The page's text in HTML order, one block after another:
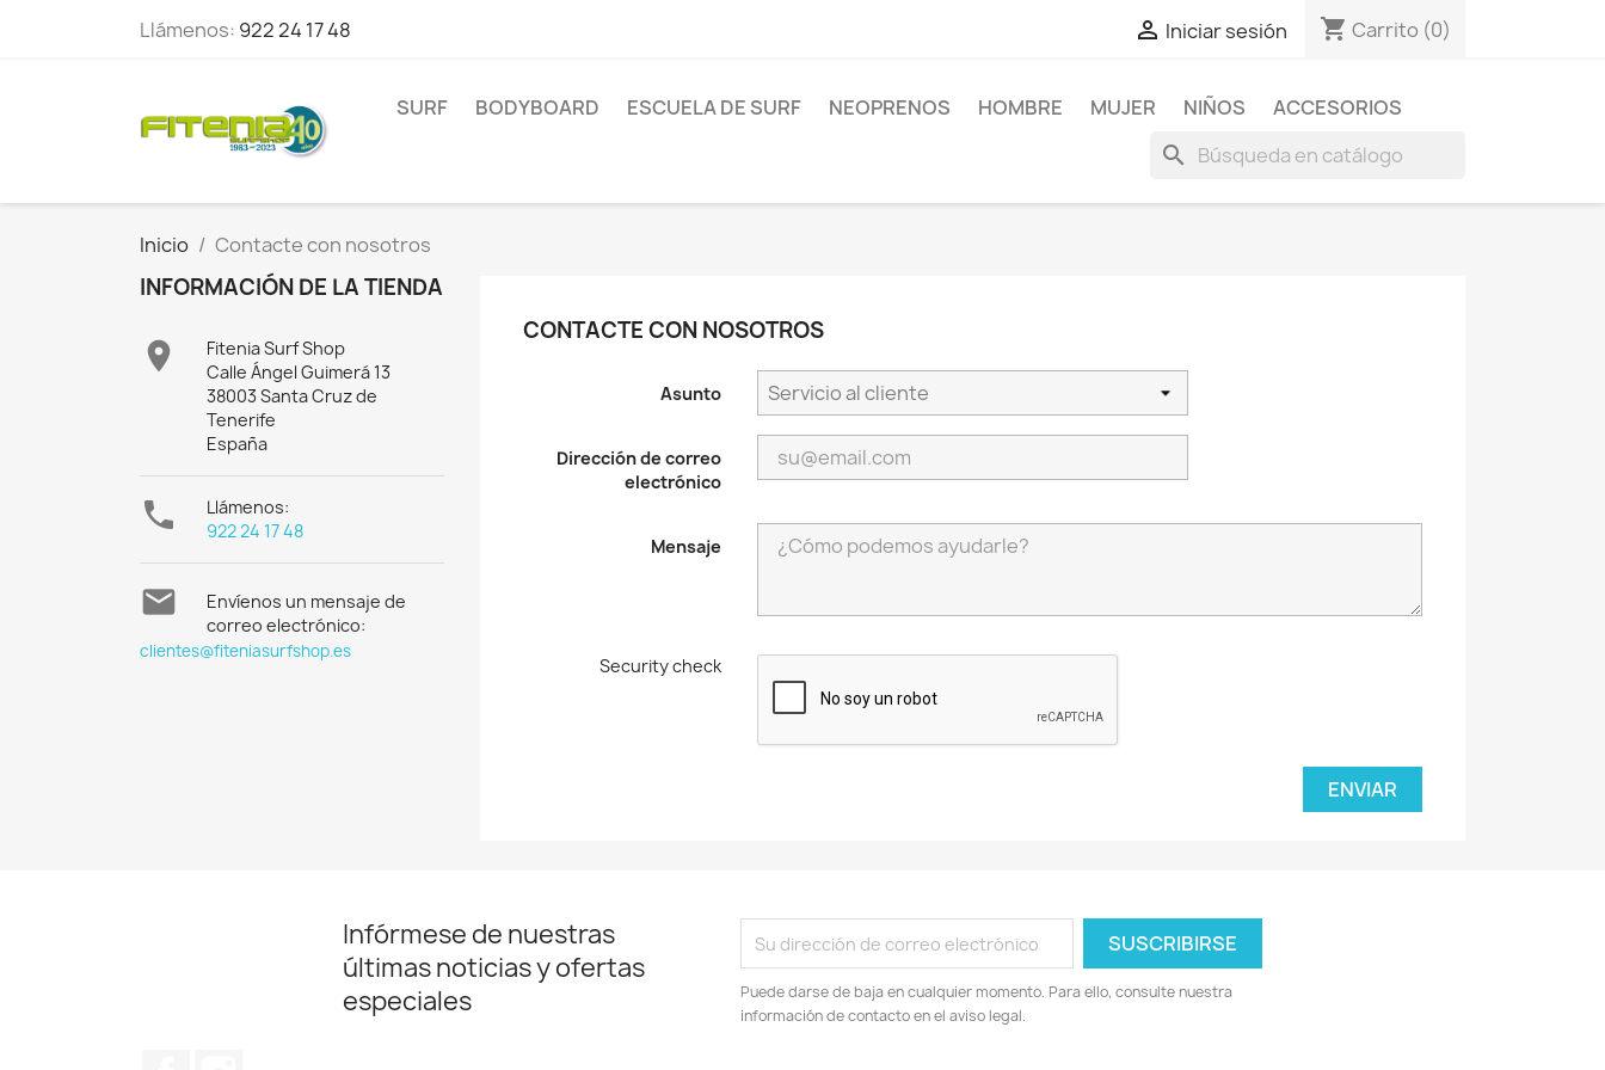
Llámenos: 922 24 17 48  Iniciar sesión shopping_cart Carrito (0)
SURF BODYBOARD ESCUELA DE SURF NEOPRENOS HOMBRE MUJER NIÑOS ACCESORIOS
search
Inicio Contacte con nosotros
INFORMACIÓN DE LA TIENDA

Fitenia Surf Shop
Calle Ángel Guimerá 13
38003 Santa Cruz de
Tenerife
España

Llámenos:
922 24 17 48

Envíenos un mensaje de
correo electrónico:
clientes@fiteniasurfshop.es
CONTACTE CON NOSOTROS
Asunto
Dirección de correo
electrónico
Mensaje
Security check
Infórmese de nuestras
últimas noticias y ofertas
especiales
Puede darse de baja en cualquier momento. Para ello, consulte nuestra
información de contacto en el aviso legal.